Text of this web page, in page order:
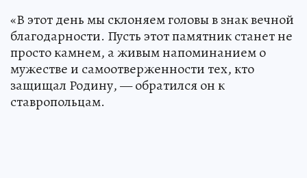
«В этот день мы склоняем головы в знак вечной
благодарности. Пусть этот памятник станет не
просто камнем, а живым напоминанием о
мужестве и самоотверженности тех, кто
защищал Родину, — обратился он к
ставропольцам.